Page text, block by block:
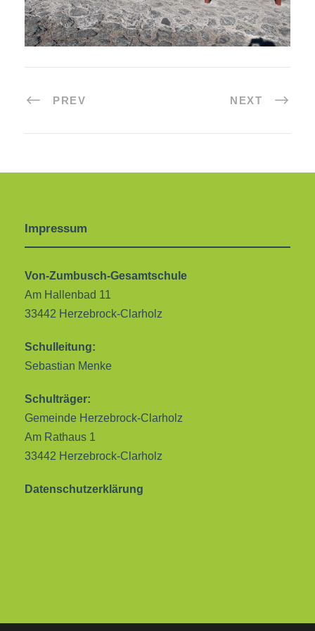
PREV NEXT
Impressum
Von-Zumbusch-Gesamtschule
Am Hallenbad 11
33442 Herzebrock-Clarholz
Schulleitung:
Sebastian Menke
Schulträger:
Gemeinde Herzebrock-Clarholz
Am Rathaus 1
33442 Herzebrock-Clarholz
Datenschutzerklärung